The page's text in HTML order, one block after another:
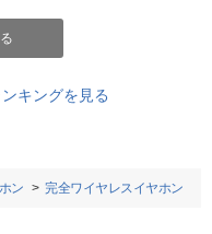
キングを見る
ン 完全ワイヤレスイヤホン